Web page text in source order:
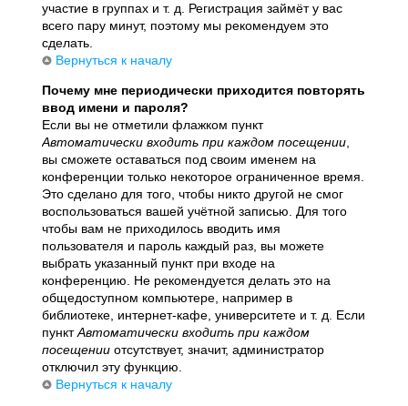
участие в группах и т. д. Регистрация займёт у вас
всего пару минут, поэтому мы рекомендуем это
сделать.
Вернуться к началу
Почему мне периодически приходится повторять
ввод имени и пароля?
Если вы не отметили флажком пункт
Автоматически входить при каждом посещении
вы сможете оставаться под своим именем на
конференции только некоторое ограниченное время.
Это сделано для того, чтобы никто другой не смог
воспользоваться вашей учётной записью. Для того
чтобы вам не приходилось вводить имя
пользователя и пароль каждый раз, вы можете
выбрать указанный пункт при входе на
конференцию. Не рекомендуется делать это на
общедоступном компьютере, например в
библиотеке, интернет-кафе, университете и т. д. Если
пунктАвтоматически входить при каждом
посещении отсутствует, значит, администратор
отключил эту функцию.
Вернуться к началу